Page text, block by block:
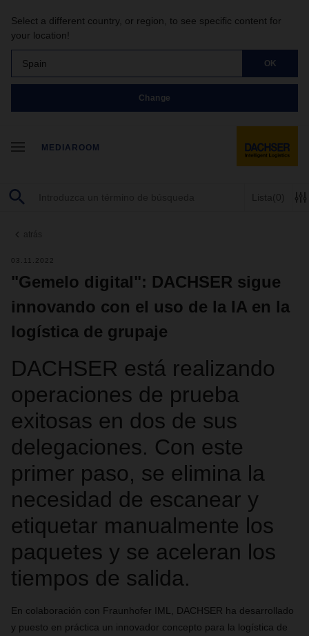
Select a different country, or region, to see specific content for
your location!
Spain OK
Change
MEDIAROOM
Lista (0)
atrás
03.11.2022
"Gemelo digital": DACHSER sigue
innovando con el uso de la IA en la
logística de grupaje
DACHSER está realizando
operaciones de prueba
exitosas en dos de sus
delegaciones. Con este
primer paso, se elimina la
necesidad de escanear y
etiquetar manualmente los
paquetes y se aceleran los
tiempos de salida.
En colaboración con Fraunhofer IML, DACHSER ha desarrollado
y puesto en práctica un innovador concepto para la logística de